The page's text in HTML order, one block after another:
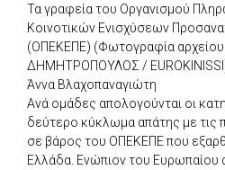
Τα γραφεία του Οργανισμού
Κοινοτικών Ενισχύσεων
(ΟΠΕΚΕΠΕ) (Φωτογραφία
ΔΗΜΗΤΡΟΠΟΥΛΟΣ /
Άννα Βλαχοπαναγιώτη
Ανά ομάδες απολογούνται οι
δεύτερο κύκλωμα απάτης με τις
σε βάρος του ΟΠΕΚΕΠΕ που
Ελλάδα. Ενώπιον του Ευρωπαίου